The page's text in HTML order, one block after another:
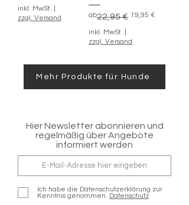
inkl. MwSt.
zzgl. Versand
ab
Standardpreis
22,95 € 19,95 €
Sale-Preis
inkl. MwSt.
zzgl. Versand
Mehr Produkte für Hunde
Hier Newsletter abonnieren und
regelmäßig über Angebote
informiert werden
Ich habe die Datenschutzerklärung zur
Kenntnis genommen.
Datenschutz